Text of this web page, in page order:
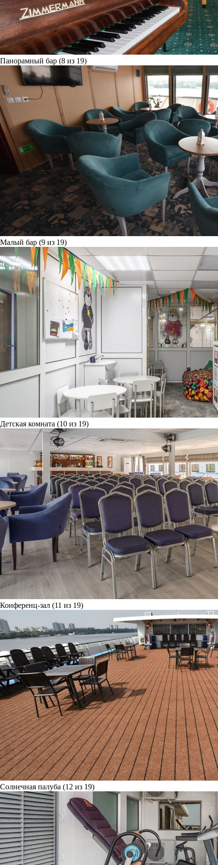
Панорамный бар (8 из 19)
Малый бар (9 из 19)
Детская комната (10 из 19)
Конференц-зал (11 из 19)
Солнечная палуба (12 из 19)